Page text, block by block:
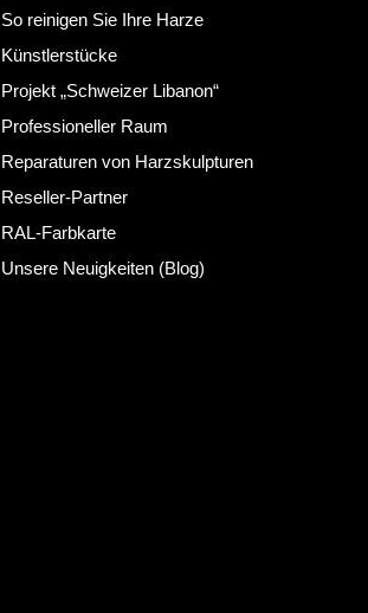
So reinigen Sie Ihre Harze
Künstlerstücke
Projekt „Schweizer Libanon“
Professioneller Raum
Reparaturen von Harzskulpturen
Reseller-Partner
RAL-Farbkarte
Unsere Neuigkeiten (Blog)